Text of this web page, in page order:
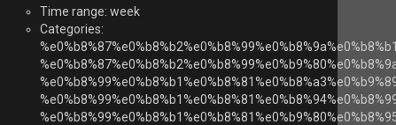
Time range: week
Categories: